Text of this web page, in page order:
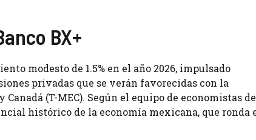
BX+
modesto de 1.5% en el año 2026, impulsado
privadas que se verán favorecidas con la
(T-MEC). Según el equipo de economistas
histórico de la economía mexicana, que ronda